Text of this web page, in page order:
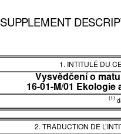
SUPPLEMENT
1. INTITULÉ DU
Vysvědčení o
16-01-M/01
(1)
2. TRADUCTION DE